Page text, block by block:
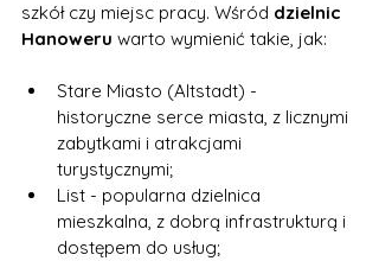
szkół czy miejsc pracy. Wśród dzielnic
Hanoweru warto wymienić takie, jak:
Stare Miasto (Altstadt) -
historyczne serce miasta, z licznymi
zabytkami i atrakcjami
turystycznymi;
List - popularna dzielnica
mieszkalna, z dobrą infrastrukturą i
dostępem do usług;